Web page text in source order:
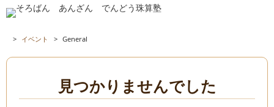
> イベント > General
見つかりませんでした